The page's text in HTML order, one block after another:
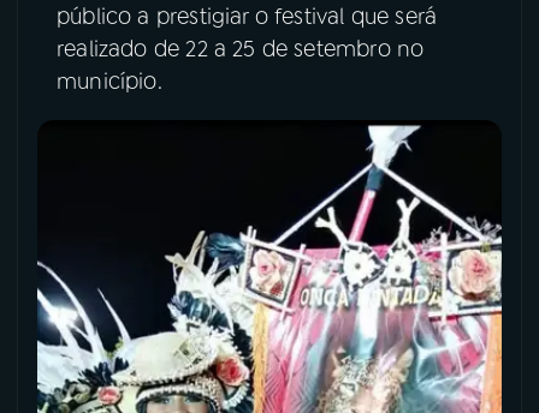
público a prestigiar o festival que será
realizado de 22 a 25 de setembro no
município.